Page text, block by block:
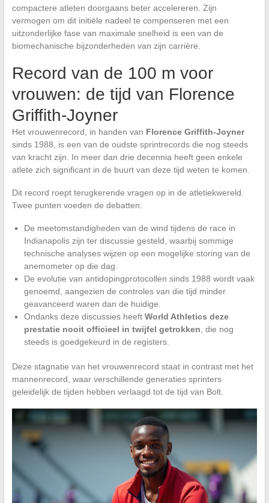
compactere atleten doorgaans beter accelereren. Zijn
vermogen om dit initiële nadeel te compenseren met een
uitzonderlijke fase van maximale snelheid is een van de
biomechanische bijzonderheden van zijn carrière.
Record van de 100 m voor
vrouwen: de tijd van Florence
Griffith-Joyner
Het vrouwenrecord, in handen van Florence Griffith-Joyner
sinds 1988, is een van de oudste sprintrecords die nog steeds
van kracht zijn. In meer dan drie decennia heeft geen enkele
atlete zich significant in de buurt van deze tijd weten te komen.
Dit record roept terugkerende vragen op in de atletiekwereld.
Twee punten voeden de debatten:
De meetomstandigheden van de wind tijdens de race in
Indianapolis zijn ter discussie gesteld, waarbij sommige
technische analyses wijzen op een mogelijke storing van de
anemometer op die dag.
De evolutie van antidopingprotocollen sinds 1988 wordt vaak
genoemd, aangezien de controles van die tijd minder
geavanceerd waren dan de huidige.
Ondanks deze discussies heeft World Athletics deze
prestatie nooit officieel in twijfel getrokken , die nog
steeds is goedgekeurd in de registers.
Deze stagnatie van het vrouwenrecord staat in contrast met het
mannenrecord, waar verschillende generaties sprinters
geleidelijk de tijden hebben verlaagd tot de tijd van Bolt.